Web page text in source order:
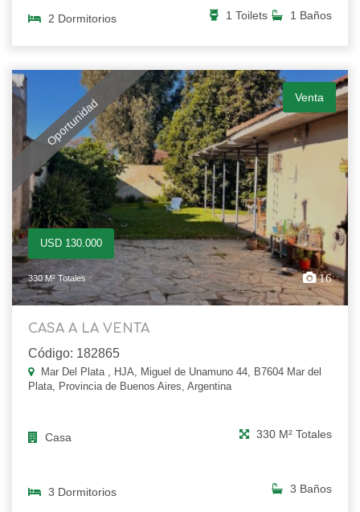
2 Dormitorios 1 Baños
1 Toilets
Oportunidad Venta
USD 130.000
330 M² Totales 16
CASA A LA VENTA
Código: 182865
Mar Del Plata , HJA, Miguel de Unamuno 44, B7604 Mar del
Plata, Provincia de Buenos Aires, Argentina
Casa 330 M² Totales
3 Dormitorios 3 Baños